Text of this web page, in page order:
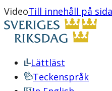
VideoTill innehåll på
Lättläst
Teckenspråk